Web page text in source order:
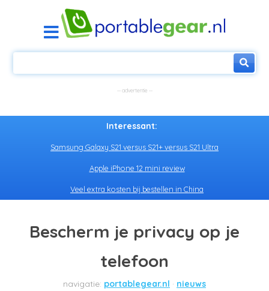
Interessant:
Samsung Galaxy S21 versus S21+ versus S21 Ultra
Apple iPhone 12 mini review
Veel extra kosten bij bestellen in China
Bescherm je privacy op je
telefoon
portablegear.nl nieuws